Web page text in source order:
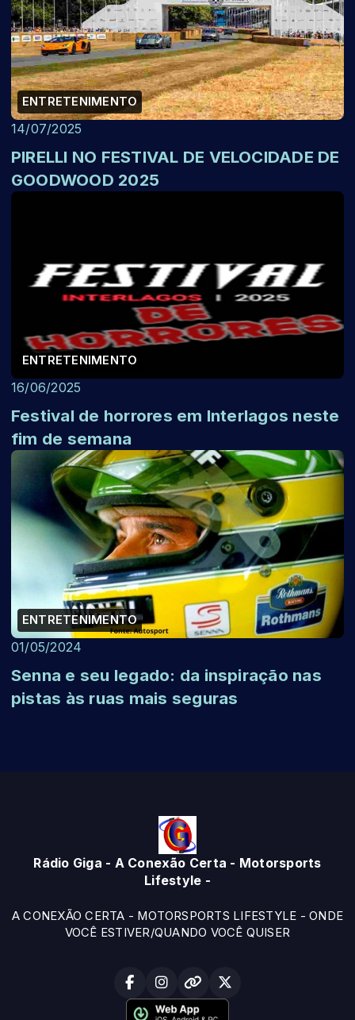
ENTRETENIMENTO
14/07/2025
PIRELLI NO FESTIVAL DE VELOCIDADE DE
GOODWOOD 2025
ENTRETENIMENTO
16/06/2025
Festival de horrores em Interlagos neste
fim de semana
ENTRETENIMENTO
01/05/2024
Senna e seu legado: da inspiração nas
pistas às ruas mais seguras
Rádio Giga - A Conexão Certa - Motorsports
Lifestyle -
A CONEXÃO CERTA - MOTORSPORTS LIFESTYLE - ONDE
VOCÊ ESTIVER/QUANDO VOCÊ QUISER